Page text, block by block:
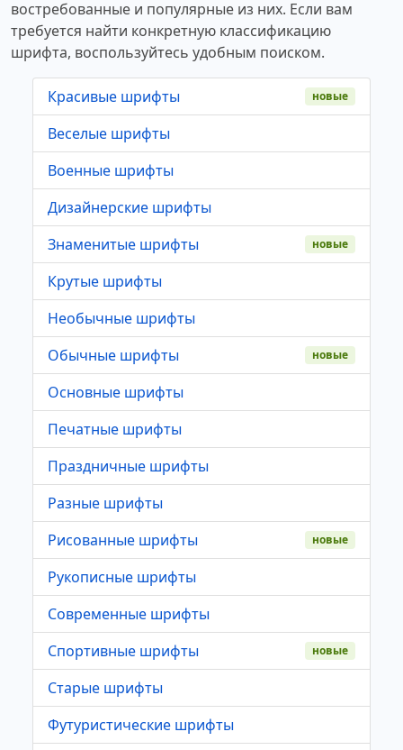
востребованные и популярные из них. Если вам
требуется найти конкретную классификацию
шрифта, воспользуйтесь удобным поиском.
Красивые шрифты новые
Веселые шрифты
Военные шрифты
Дизайнерские шрифты
Знаменитые шрифты
новые
Крутые шрифты
Необычные шрифты
Обычные шрифты
новые
Основные шрифты
Печатные шрифты
Праздничные шрифты
Разные шрифты
Рисованные шрифты
новые
Рукописные шрифты
Современные шрифты
Спортивные шрифты
новые
Старые шрифты
Футуристические шрифты